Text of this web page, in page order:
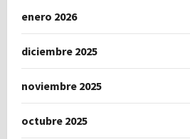
enero 2026
diciembre 2025
noviembre 2025
octubre 2025